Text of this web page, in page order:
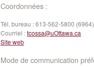
Coordonnées :
Tél. bureau :613-562-5800 (6964)
Courriel :tcossa@uOttawa.ca
Site web
Mode de communication